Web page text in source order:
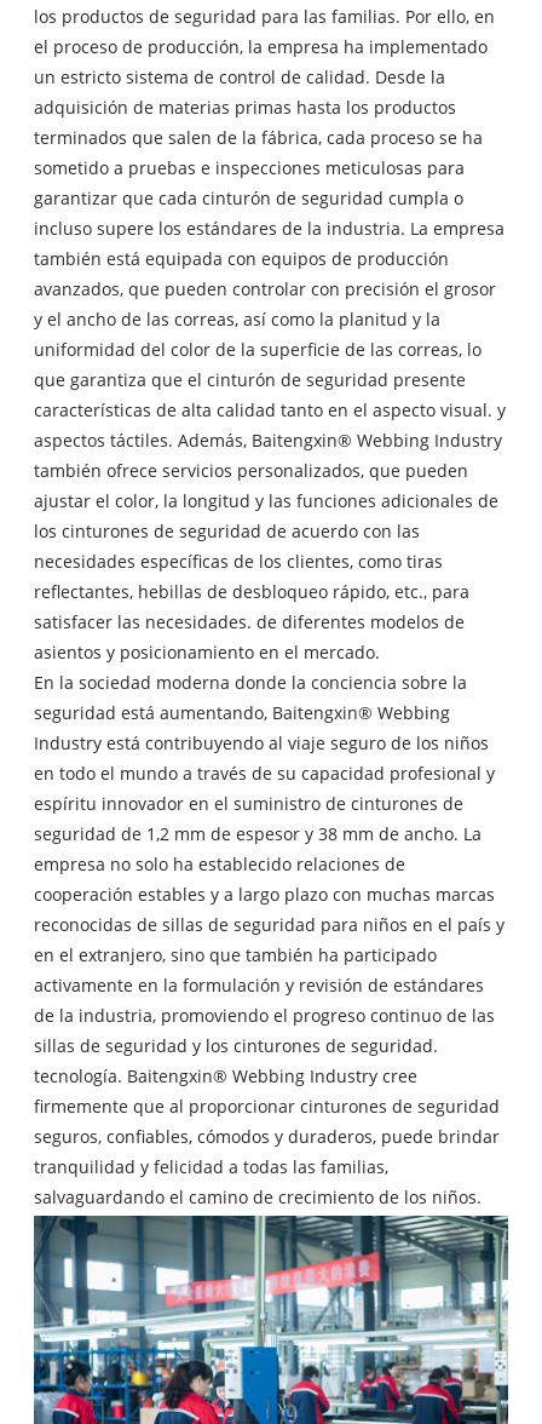
los productos de seguridad para las familias. Por ello, en
el proceso de producción, la empresa ha implementado
un estricto sistema de control de calidad. Desde la
adquisición de materias primas hasta los productos
terminados que salen de la fábrica, cada proceso se ha
sometido a pruebas e inspecciones meticulosas para
garantizar que cada cinturón de seguridad cumpla o
incluso supere los estándares de la industria. La empresa
también está equipada con equipos de producción
avanzados, que pueden controlar con precisión el grosor
y el ancho de las correas, así como la planitud y la
uniformidad del color de la superficie de las correas, lo
que garantiza que el cinturón de seguridad presente
características de alta calidad tanto en el aspecto visual. y
aspectos táctiles. Además, Baitengxin® Webbing Industry
también ofrece servicios personalizados, que pueden
ajustar el color, la longitud y las funciones adicionales de
los cinturones de seguridad de acuerdo con las
necesidades específicas de los clientes, como tiras
reflectantes, hebillas de desbloqueo rápido, etc., para
satisfacer las necesidades. de diferentes modelos de
asientos y posicionamiento en el mercado.
En la sociedad moderna donde la conciencia sobre la
seguridad está aumentando, Baitengxin® Webbing
Industry está contribuyendo al viaje seguro de los niños
en todo el mundo a través de su capacidad profesional y
espíritu innovador en el suministro de cinturones de
seguridad de 1,2 mm de espesor y 38 mm de ancho. La
empresa no solo ha establecido relaciones de
cooperación estables y a largo plazo con muchas marcas
reconocidas de sillas de seguridad para niños en el país y
en el extranjero, sino que también ha participado
activamente en la formulación y revisión de estándares
de la industria, promoviendo el progreso continuo de las
sillas de seguridad y los cinturones de seguridad.
tecnología. Baitengxin® Webbing Industry cree
firmemente que al proporcionar cinturones de seguridad
seguros, confiables, cómodos y duraderos, puede brindar
tranquilidad y felicidad a todas las familias,
salvaguardando el camino de crecimiento de los niños.